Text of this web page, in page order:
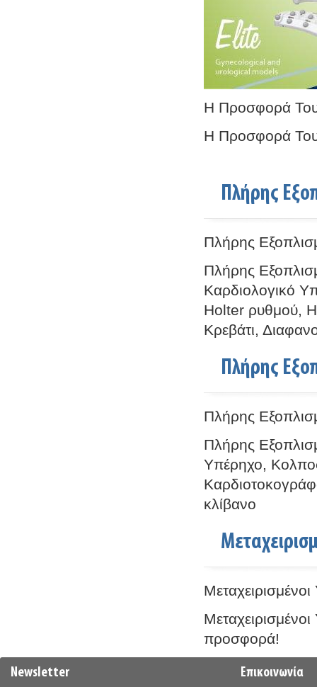
Η Προσφορά
Η Προσφορά
Πλήρης
Πλήρης
Πλήρης
Καρδιολογικό
Holter ρυθμού,
Κρεβάτι,
Πλήρης
Πλήρης
Πλήρης
Υπέρηχο,
κλίβανο
προσφορά!
Newsletter Επικοινωνία